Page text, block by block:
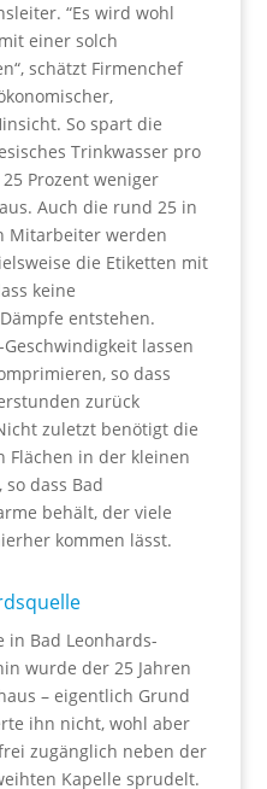
“Es wird wohl
einer solch
schätzt Firmenchef
So spart die
Trinkwasser pro
Prozent weniger
Auch die rund 25 in
Mitarbeiter werden
die Etiketten mit
keine
entstehen.
lassen
so dass
zurück
zuletzt benötigt die
Flächen in der kleinen
dass Bad
behält, der viele
kommen lässt.
in Bad Leonhards­
wurde der 25 Jahren
– eigentlich Grund
ihn nicht, wohl aber
zugänglich neben der
Kapelle sprudelt.